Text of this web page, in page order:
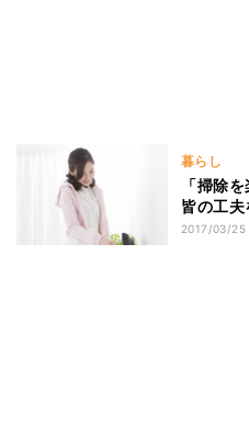
暮らし
「掃除
皆の工
2017/03/25